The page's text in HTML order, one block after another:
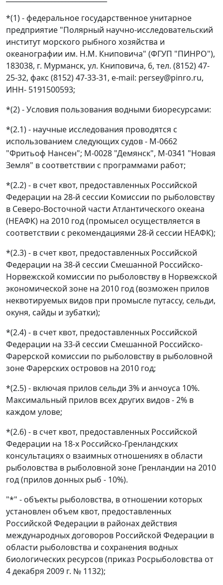
*(1) - федеральное государственное унитарное
предприятие "Полярный научно-исследовательский
институт морского рыбного хозяйства и
океанографии им. Н.М. Книповича" (ФГУП "ПИНРО"),
183038, г. Мурманск, ул. Книповича, 6, тел. (8152) 47-
25-32, факс (8152) 47-33-31, e-mail: persey@pinro.ru,
ИНН- 5191500593;
*(2) - Условия пользования водными биоресурсами:
*(2.1) - научные исследования проводятся с
использованием следующих судов - М-0662
"Фритьоф Нансен"; М-0028 "Демянск", М-0341 "Новая
Земля" в соответствии с программами работ;
*(2.2) - в счет квот, предоставленных Российской
Федерации на 28-й сессии Комиссии по рыболовству
в Северо-Восточной части Атлантического океана
(НЕАФК) на 2010 год (промысел осуществляется в
соответствии с рекомендациями 28-й сессии НЕАФК);
*(2.3) - в счет квот, предоставленных Российской
Федерации на 38-й сессии Смешанной Российско-
Норвежской комиссии по рыболовству в Норвежской
экономической зоне на 2010 год (возможен прилов
неквотируемых видов при промысле путассу, сельди,
окуня, сайды и зубатки);
*(2.4) - в счет квот, предоставленных Российской
Федерации на 33-й сессии Смешанной Российско-
Фарерской комиссии по рыболовству в рыболовной
зоне Фарерских островов на 2010 год;
*(2.5) - включая прилов сельди 3% и анчоуса 10%.
Максимальный прилов всех других видов - 2% в
каждом улове;
*(2.6) - в счет квот, предоставленных Российской
Федерации на 18-х Российско-Гренландских
консультациях о взаимных отношениях в области
рыболовства в рыболовной зоне Гренландии на 2010
год (прилов донных рыб - 10%).
"*" - объекты рыболовства, в отношении которых
установлен объем квот, предоставленных
Российской Федерации в районах действия
международных договоров Российской Федерации в
области рыболовства и сохранения водных
биологических ресурсов (приказ Росрыболовства от
4 декабря 2009 г. № 1132);